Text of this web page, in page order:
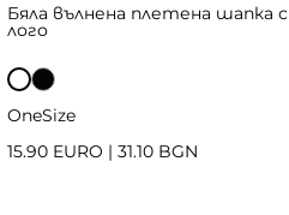
Бяла вълнена плетена шапка с
лого
OneSize
15.90 EURO | 31.10 BGN